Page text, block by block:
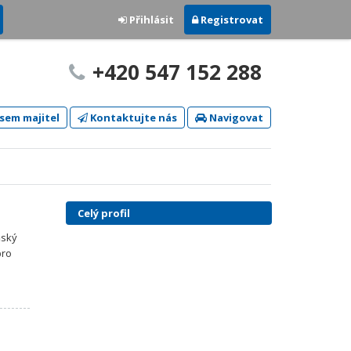
Přihlásit Registrovat
+420 547 152 288
majitel Kontaktujte nás Navigovat
Celý profil